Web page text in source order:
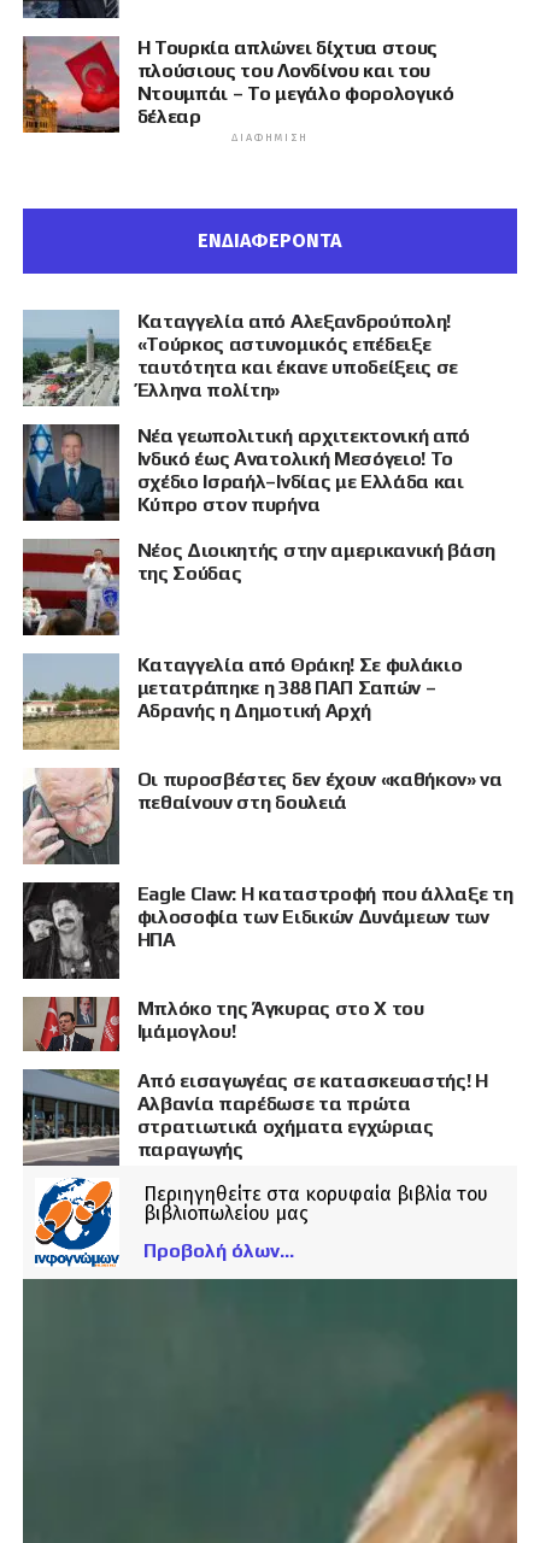
Η Τουρκία απλώνει δίχτυα στους
πλούσιους του Λονδίνου και του
Ντουμπάι – Το μεγάλο φορολογικό
δέλεαρ
ΔΙΑΦΉΜΙΣΗ
ΕΝΔΙΑΦΕΡΟΝΤΑ
Καταγγελία από Αλεξανδρούπολη!
«Τούρκος αστυνομικός επέδειξε
ταυτότητα και έκανε υποδείξεις σε
Έλληνα πολίτη»
Νέα γεωπολιτική αρχιτεκτονική από
Ινδικό έως Ανατολική Μεσόγειο! Το
σχέδιο Ισραήλ–Ινδίας με Ελλάδα και
Κύπρο στον πυρήνα
Νέος Διοικητής στην αμερικανική βάση
της Σούδας
Καταγγελία από Θράκη! Σε φυλάκιο
μετατράπηκε η 388 ΠΑΠ Σαπών –
Αδρανής η Δημοτική Αρχή
Οι πυροσβέστες δεν έχουν «καθήκον» να
πεθαίνουν στη δουλειά
Eagle Claw: Η καταστροφή που άλλαξε τη
φιλοσοφία των Ειδικών Δυνάμεων των
ΗΠΑ
Μπλόκο της Άγκυρας στο X του
Ιμάμογλου!
Από εισαγωγέας σε κατασκευαστής! Η
Αλβανία παρέδωσε τα πρώτα
στρατιωτικά οχήματα εγχώριας
παραγωγής
Περιηγηθείτε στα κορυφαία βιβλία του
βιβλιοπωλείου μας
Προβολή όλων